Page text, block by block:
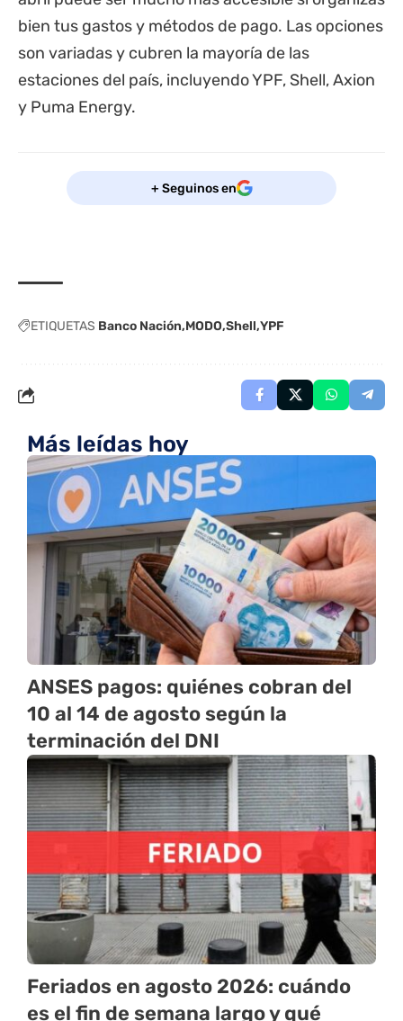
bien tus gastos y métodos de pago. Las opciones
son variadas y cubren la mayoría de las
estaciones del país, incluyendo YPF, Shell, Axion
y Puma Energy.
+ Seguinos en
ETIQUETAS Banco Nación MODO Shell YPF
Más leídas hoy
ANSES pagos: quiénes cobran del
10 al 14 de agosto según la
terminación del DNI
Feriados en agosto 2026: cuándo
es el fin de semana largo y qué